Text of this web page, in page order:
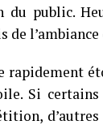
du public.
rapidement
Si